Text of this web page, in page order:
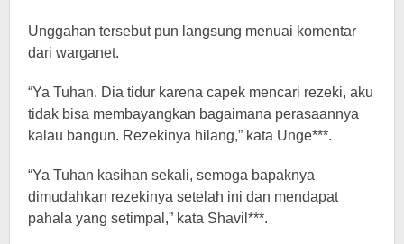
Unggahan tersebut pun langsung menuai komentar
dari warganet.
“Ya Tuhan. Dia tidur karena capek mencari rezeki, aku
tidak bisa membayangkan bagaimana perasaannya
kalau bangun. Rezekinya hilang,” kata Unge***.
“Ya Tuhan kasihan sekali, semoga bapaknya
dimudahkan rezekinya setelah ini dan mendapat
pahala yang setimpal,” kata Shavil***.